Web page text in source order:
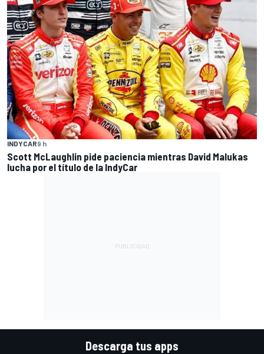
INDYCAR9 h
Scott McLaughlin pide paciencia mientras David Malukas
lucha por el título de la IndyCar
Descarga tus apps